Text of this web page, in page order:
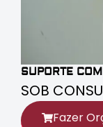
SUPORTE
SOB
Fazer